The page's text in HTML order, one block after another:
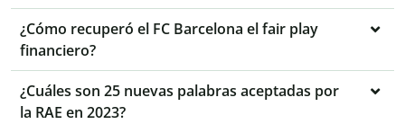
¿Cómo recuperó el FC Barcelona el fair play
financiero?
¿Cuáles son 25 nuevas palabras aceptadas por
la RAE en 2023?